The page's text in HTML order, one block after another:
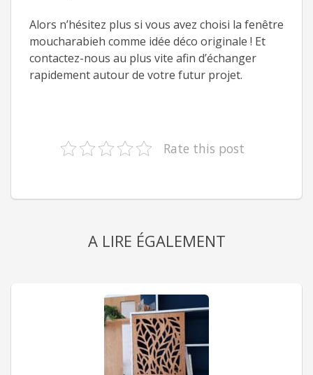
Alors n’hésitez plus si vous avez choisi la fenêtre
moucharabieh comme idée déco originale ! Et
contactez-nous au plus vite afin d’échanger
rapidement autour de votre futur projet.
Rate this post
A LIRE ÉGALEMENT